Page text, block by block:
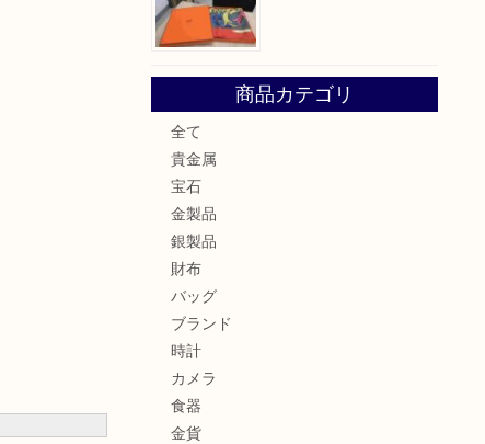
商品カテゴリ
全て
貴金属
宝石
金製品
銀製品
財布
バッグ
ブランド
時計
カメラ
食器
金貨